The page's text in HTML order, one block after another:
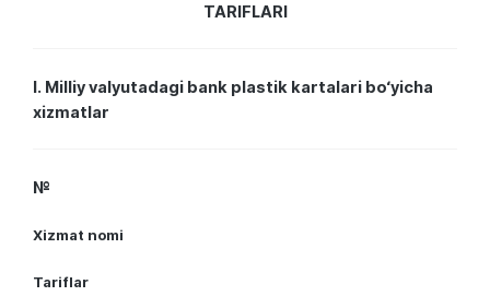
TARIFLARI
I. Milliy valyutadagi bank plastik kartalari bo‘yicha
xizmatlar
№
Xizmat nomi
Tariflar